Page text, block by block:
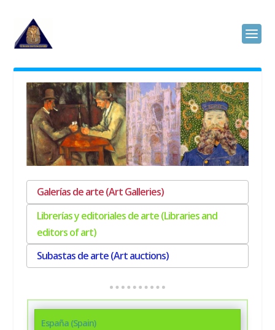
Galerías de arte (Art Galleries)
Librerías y editoriales de arte (Libraries and
editors of art)
Subastas de arte (Art auctions)
España (Spain)